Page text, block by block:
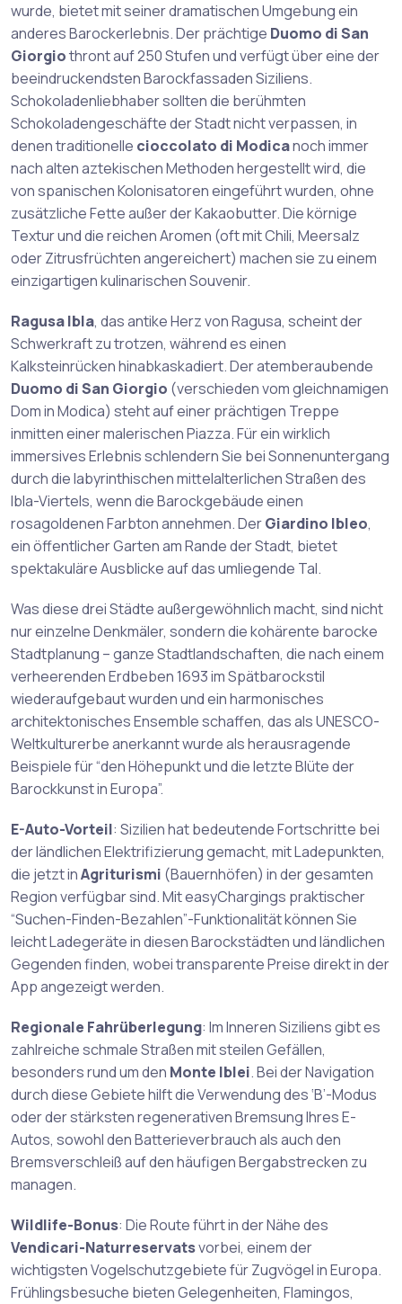
wurde, bietet mit seiner dramatischen Umgebung ein
anderes Barockerlebnis. Der prächtige Duomo di San
Giorgiothront auf 250 Stufen und verfügt über eine der
beeindruckendsten Barockfassaden Siziliens.
Schokoladenliebhaber sollten die berühmten
Schokoladengeschäfte der Stadt nicht verpassen, in
denen traditionelle cioccolato di Modicanoch immer
nach alten aztekischen Methoden hergestellt wird, die
von spanischen Kolonisatoren eingeführt wurden, ohne
zusätzliche Fette außer der Kakaobutter. Die körnige
Textur und die reichen Aromen (oft mit Chili, Meersalz
oder Zitrusfrüchten angereichert) machen sie zu einem
einzigartigen kulinarischen Souvenir.
Ragusa Ibla, das antike Herz von Ragusa, scheint der
Schwerkraft zu trotzen, während es einen
Kalksteinrücken hinabkaskadiert. Der atemberaubende
Duomo di San Giorgio (verschieden vom gleichnamigen
Dom in Modica) steht auf einer prächtigen Treppe
inmitten einer malerischen Piazza. Für ein wirklich
immersives Erlebnis schlendern Sie bei Sonnenuntergang
durch die labyrinthischen mittelalterlichen Straßen des
Ibla-Viertels, wenn die Barockgebäude einen
rosagoldenen Farbton annehmen. DerGiardino Ibleo,
ein öffentlicher Garten am Rande der Stadt, bietet
spektakuläre Ausblicke auf das umliegende Tal.
Was diese drei Städte außergewöhnlich macht, sind nicht
nur einzelne Denkmäler, sondern die kohärente barocke
Stadtplanung – ganze Stadtlandschaften, die nach einem
verheerenden Erdbeben 1693 im Spätbarockstil
wiederaufgebaut wurden und ein harmonisches
architektonisches Ensemble schaffen, das als UNESCO-
Weltkulturerbe anerkannt wurde als herausragende
Beispiele für “den Höhepunkt und die letzte Blüte der
Barockkunst in Europa”.
E-Auto-Vorteil: Sizilien hat bedeutende Fortschritte bei
der ländlichen Elektrifizierung gemacht, mit Ladepunkten,
die jetzt inAgriturismi (Bauernhöfen) in der gesamten
Region verfügbar sind. Mit easyChargings praktischer
“Suchen-Finden-Bezahlen”-Funktionalität können Sie
leicht Ladegeräte in diesen Barockstädten und ländlichen
Gegenden finden, wobei transparente Preise direkt in der
App angezeigt werden.
Regionale Fahrüberlegung: Im Inneren Siziliens gibt es
zahlreiche schmale Straßen mit steilen Gefällen,
besonders rund um den Monte Iblei. Bei der Navigation
durch diese Gebiete hilft die Verwendung des ‘B’-Modus
oder der stärksten regenerativen Bremsung Ihres E-
Autos, sowohl den Batterieverbrauch als auch den
Bremsverschleiß auf den häufigen Bergabstrecken zu
managen.
Wildlife-Bonus: Die Route führt in der Nähe des
Vendicari-Naturreservatsvorbei, einem der
wichtigsten Vogelschutzgebiete für Zugvögel in Europa.
Frühlingsbesuche bieten Gelegenheiten, Flamingos,